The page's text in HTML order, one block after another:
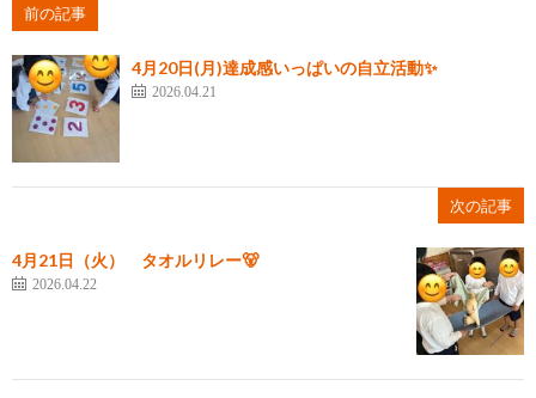
前の記事
4月20日(月)達成感いっぱいの自立活動✨
2026.04.21
次の記事
4月21日（火） タオルリレー🐻
2026.04.22